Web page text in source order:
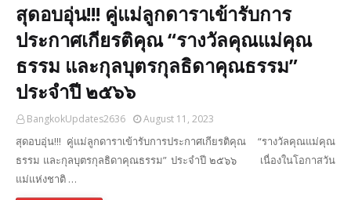
สุดอบอุ่น!!! คู่แม่ลูกดาราเข้ารับการ
ประกาศเกียรติคุณ “รางวัลคุณแม่คุณ
ธรรม และกุลบุตรกุลธิดาคุณธรรม”
ประจำปี ๒๕๖๖
BangkokUpdates2636 August 11, 2023
สุดอบอุ่น!!! คู่แม่ลูกดาราเข้ารับการประกาศเกียรติคุณ “รางวัลคุณแม่คุณ
ธรรม และกุลบุตรกุลธิดาคุณธรรม” ประจำปี ๒๕๖๖ เนื่องในโอกาสวัน
แม่แห่งชาติ …